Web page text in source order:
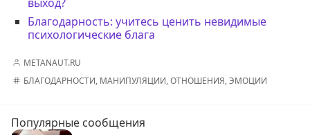
Благодарность: учитесь ценить невидимые
психологические блага
METANAUT.RU
БЛАГОДАРНОСТИ, МАНИПУЛЯЦИИ,ОТНОШЕНИЯ,ЭМОЦИИ
Популярные сообщения